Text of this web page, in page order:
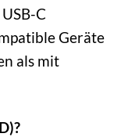
C
Geräte
als mit